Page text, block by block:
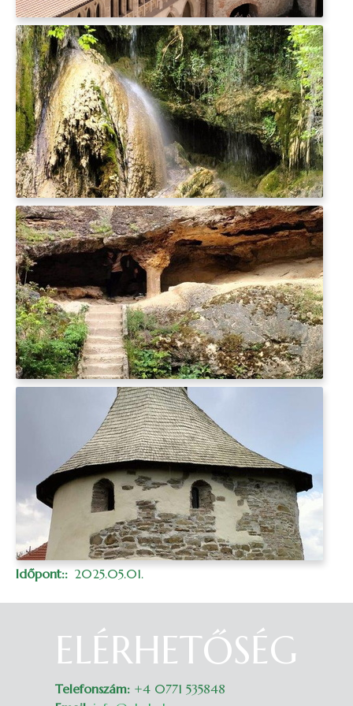
Időpont: 2025.05.01.
ELÉRHETŐSÉG
Telefonszám: +4 0771 535848